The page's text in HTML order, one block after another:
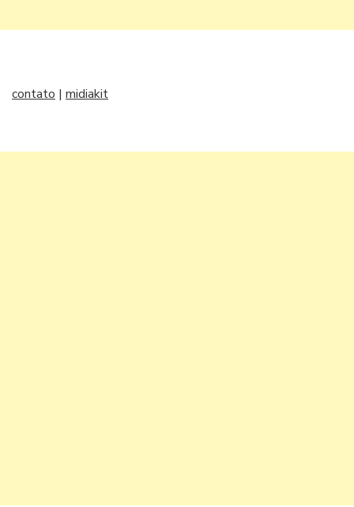
contato | midiakit